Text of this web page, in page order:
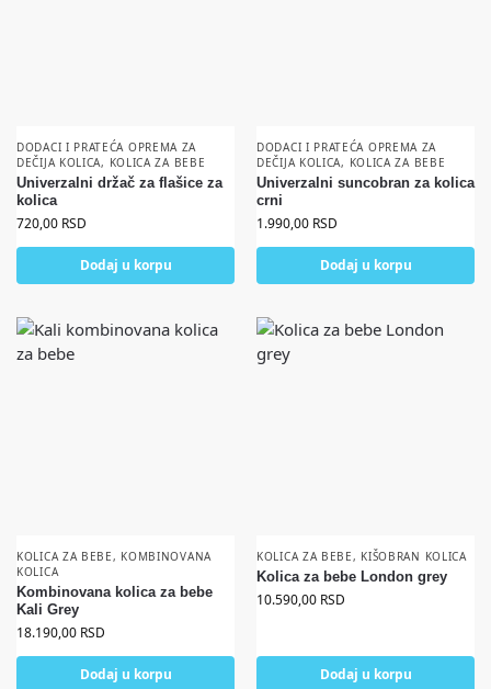
DODACI I PRATEĆA OPREMA ZA
DEČIJA KOLICA, KOLICA ZA BEBE
Univerzalni držač za flašice za
kolica
720,00 RSD
Dodaj u korpu
DODACI I PRATEĆA OPREMA ZA
DEČIJA KOLICA, KOLICA ZA BEBE
Univerzalni suncobran za kolica
crni
1.990,00 RSD
Dodaj u korpu
KOLICA ZA BEBE, KOMBINOVANA
KOLICA
Kombinovana kolica za bebe
Kali Grey
18.190,00 RSD
Dodaj u korpu
KOLICA ZA BEBE, KIŠOBRAN KOLICA
Kolica za bebe London grey
10.590,00 RSD
Dodaj u korpu